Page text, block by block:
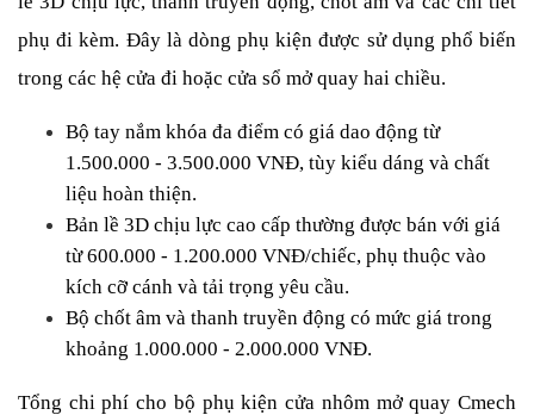
phụ đi kèm. Đây là dòng phụ kiện được sử dụng phổ biến
trong các hệ cửa đi hoặc cửa sổ mở quay hai chiều.
Bộ tay nắm khóa đa điểm có giá dao động từ
1.500.000 - 3.500.000 VNĐ, tùy kiểu dáng và chất
liệu hoàn thiện.
Bản lề 3D chịu lực cao cấp thường được bán với giá
từ 600.000 - 1.200.000 VNĐ/chiếc, phụ thuộc vào
kích cỡ cánh và tải trọng yêu cầu.
Bộ chốt âm và thanh truyền động có mức giá trong
khoảng 1.000.000 - 2.000.000 VNĐ.
Tổng chi phí cho bộ phụ kiện cửa nhôm mở quay Cmech